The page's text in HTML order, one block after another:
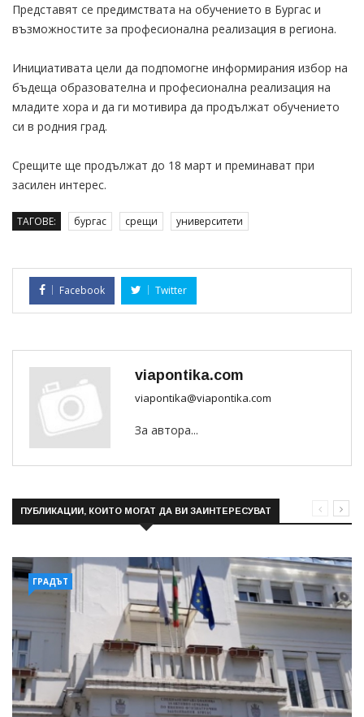
Представят се предимствата на обучението в Бургас и
възможностите за професионална реализация в региона.
Инициативата цели да подпомогне информирания избор на
бъдеща образователна и професионална реализация на
младите хора и да ги мотивира да продължат обучението
си в родния град.
Срещите ще продължат до 18 март и преминават при
засилен интерес.
ТАГОВЕ: бургас срещи университети
Facebook Twitter
viapontika.com
viapontika@viapontika.com
За автора...
ПУБЛИКАЦИИ, КОИТО МОГАТ ДА ВИ ЗАИНТЕРЕСУВАТ
ГРАДЪТ